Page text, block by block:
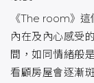
《The room》
內在及內心感受
間，如同情緒般
看顧房屋會逐漸